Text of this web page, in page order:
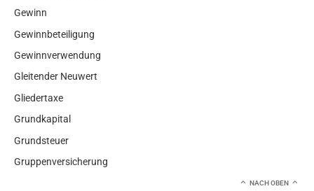
Gewinn
Gewinnbeteiligung
Gewinnverwendung
Gleitender Neuwert
Gliedertaxe
Grundkapital
Grundsteuer
Gruppenversicherung
NACH OBEN